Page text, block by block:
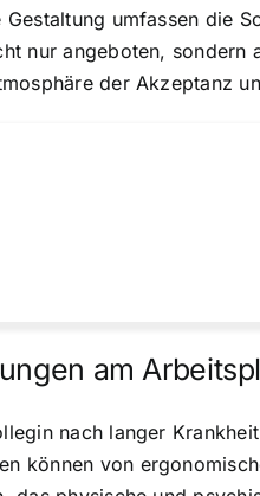
Gestaltung umfassen die
nur angeboten, sondern
der Akzeptanz
am
nach langer
können von